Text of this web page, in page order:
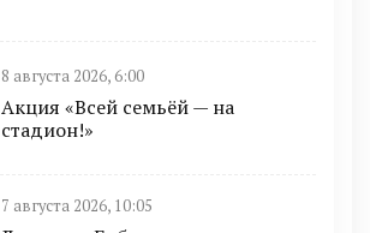
8 августа 2026, 6:00
Акция «Всей семьёй — на
стадион!»
7 августа 2026, 10:05